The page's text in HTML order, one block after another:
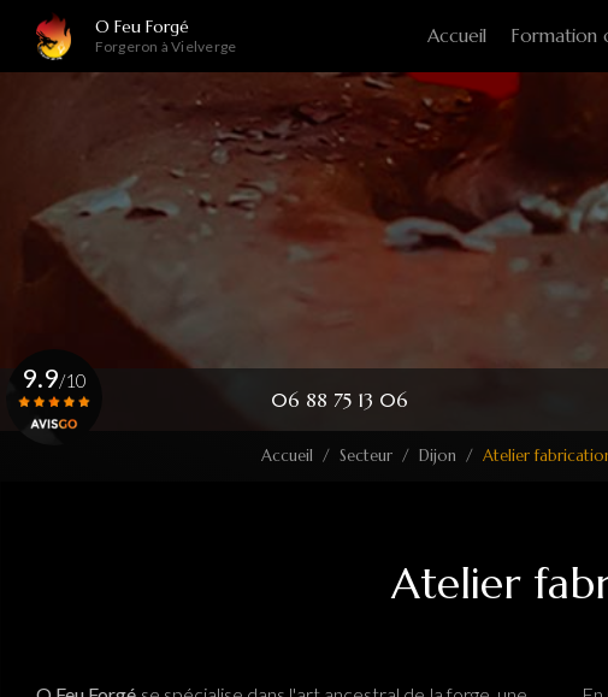
contenu
O Feu Forgé
Forgeron à Vielverge Accueil Formation
06 88 75 13 06
9.9/10
Accueil Secteur Dijon Atelier
Atelier